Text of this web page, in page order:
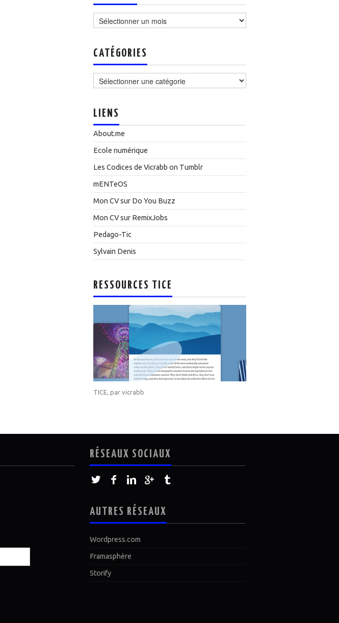
CATÉGORIES
LIENS
About.me
Ecole numérique
Les Codices de Vicrabb on Tumblr
mENTeOS
Mon CV sur Do You Buzz
Mon CV sur RemixJobs
Pedago-Tic
Sylvain Denis
RESSOURCES TICE
TICE, par vicrabb
RÉSEAUX SOCIAUX
AUTRES RÉSEAUX
Wordpress.com
Framasphère
Storify